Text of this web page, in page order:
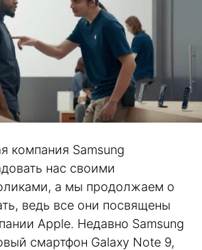
компания Samsung
нас своими
а мы продолжаем о
ведь все они посвящены
Apple. Недавно Samsung
смартфон Galaxy Note 9,